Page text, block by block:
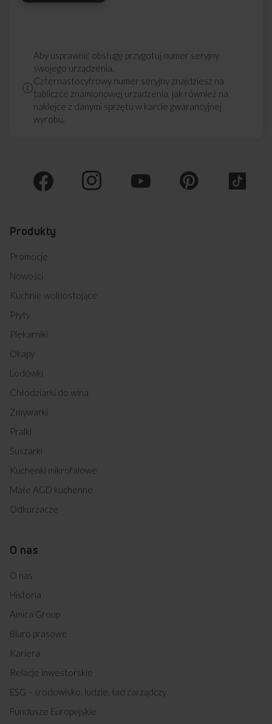
Aby usprawnić obsługę przygotuj numer seryjny
swojego urządzenia.
Czternastocyfrowy numer seryjny znajdziesz na
tabliczce znamionowej urządzenia, jak również na
naklejce z danymi sprzętu w karcie gwarancyjnej
wyrobu.
Produkty
Promocje
Nowości
Kuchnie wolnostojące
Płyty
Piekarniki
Okapy
Lodówki
Chłodziarki do wina
Zmywarki
Pralki
Suszarki
Kuchenki mikrofalowe
Małe AGD kuchenne
Odkurzacze
O nas
O nas
Historia
Amica Group
Biuro prasowe
Kariera
Relacje inwestorskie
ESG – środowisko, ludzie, ład zarządczy
Fundusze Europejskie